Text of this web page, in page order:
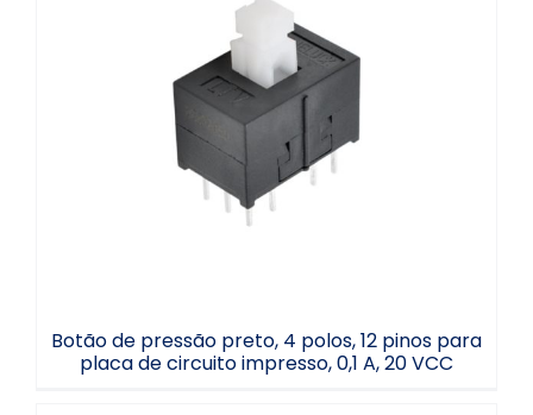
Botão de pressão preto, 4 polos, 12 pinos
para placa de circuito impresso, 0,1 A, 20
VCC
Botão de pressão preto, 4 polos, 12 pinos para
placa de circuito impresso, 0,1 A, 20 VCC